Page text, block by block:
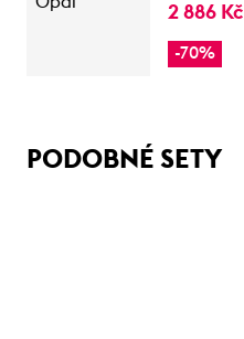
2 886 Kč
-70%
PODOBNÉ SETY